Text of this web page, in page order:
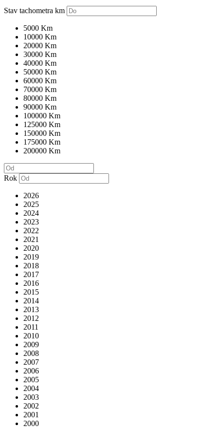
Stav tachometra km
5000 Km
10000 Km
20000 Km
30000 Km
40000 Km
50000 Km
60000 Km
70000 Km
80000 Km
90000 Km
100000 Km
125000 Km
150000 Km
175000 Km
200000 Km
Rok
2026
2025
2024
2023
2022
2021
2020
2019
2018
2017
2016
2015
2014
2013
2012
2011
2010
2009
2008
2007
2006
2005
2004
2003
2002
2001
2000